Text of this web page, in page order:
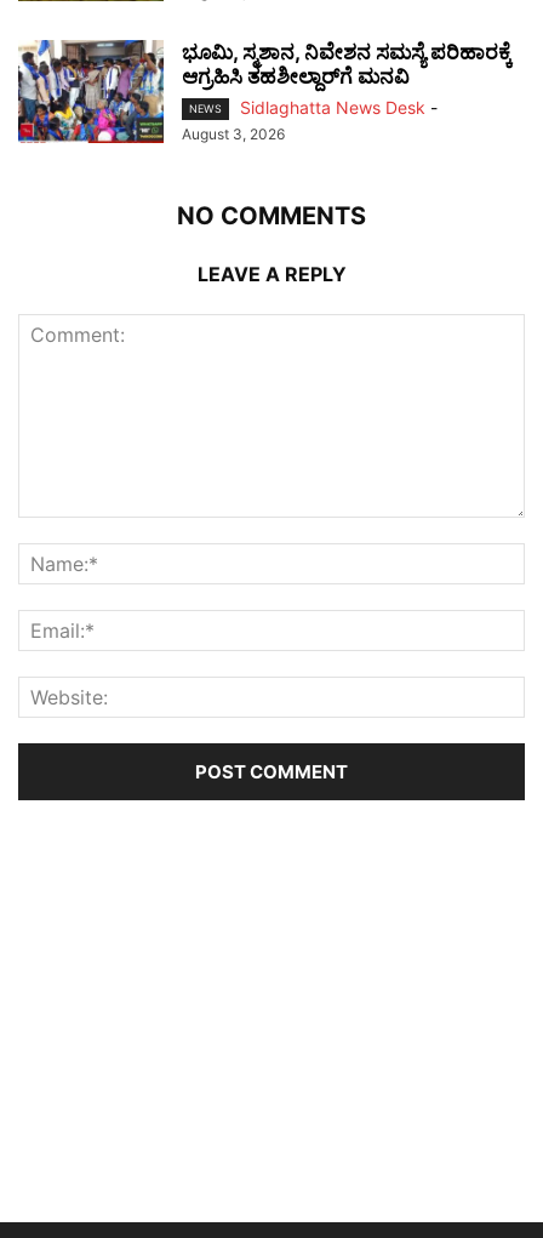
ಭೂಮಿ, ಸ್ಮಶಾನ, ನಿವೇಶನ ಸಮಸ್ಯೆ ಪರಿಹಾರಕ್ಕೆ
ಆಗ್ರಹಿಸಿ ತಹಶೀಲ್ದಾರ್‌ಗೆ ಮನವಿ
NEWS Sidlaghatta News Desk -
August 3, 2026
NO COMMENTS
LEAVE A REPLY